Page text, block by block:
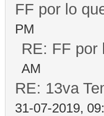
FF por lo
PM
RE: FF por
AM
RE: 13va
31-07-2019,